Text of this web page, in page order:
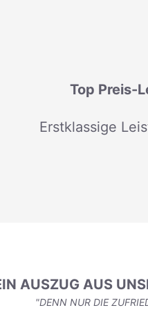
Top Preis-
Erstklassige
AUSZUG AUS
"DENN NUR DIE